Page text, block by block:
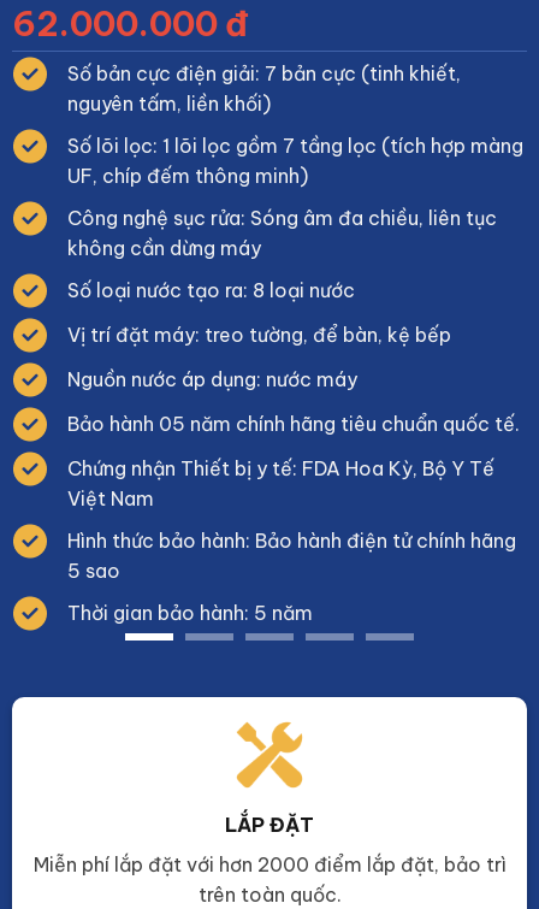
62.000.000 đ
Số bản cực điện giải: 7 bản cực (tinh khiết,
nguyên tấm, liền khối)
Số lõi lọc: 1 lõi lọc gồm 7 tầng lọc (tích hợp màng
UF, chíp đếm thông minh)
Công nghệ sục rửa: Sóng âm đa chiều, liên tục
không cần dừng máy
Số loại nước tạo ra: 8 loại nước
Vị trí đặt máy: treo tường, để bàn, kệ bếp
Nguồn nước áp dụng: nước máy
Bảo hành 05 năm chính hãng tiêu chuẩn quốc tế.
Chứng nhận Thiết bị y tế: FDA Hoa Kỳ, Bộ Y Tế
Việt Nam
Hình thức bảo hành: Bảo hành điện tử chính hãng
5 sao
Thời gian bảo hành: 5 năm
LẮP ĐẶT
Miễn phí lắp đặt với hơn 2000 điểm lắp đặt, bảo trì
trên toàn quốc.